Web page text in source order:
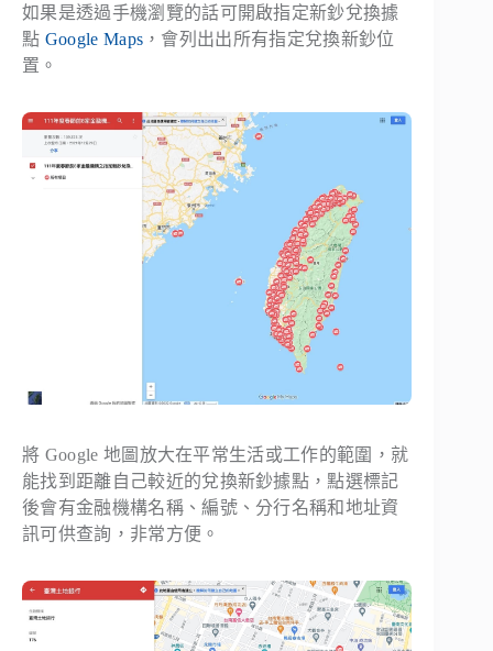
如果是透過手機瀏覽的話可開啟指定新鈔兌換據
點 Google Maps ，會列出出所有指定兌換新鈔位
置。
將 Google 地圖放大在平常生活或工作的範圍，就
能找到距離自己較近的兌換新鈔據點，點選標記
後會有金融機構名稱、編號、分行名稱和地址資
訊可供查詢，非常方便。